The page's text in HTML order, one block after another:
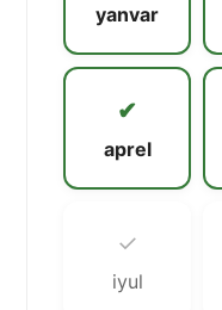
yanvar
✔
aprel
✓
iyul